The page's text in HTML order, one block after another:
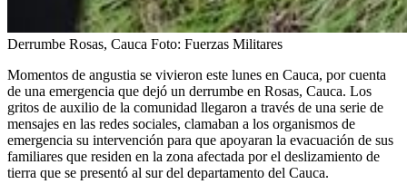
Derrumbe Rosas, Cauca Foto: Fuerzas Militares
Momentos de angustia se vivieron este lunes en Cauca, por cuenta
de una emergencia que dejó un derrumbe en Rosas, Cauca. Los
gritos de auxilio de la comunidad llegaron a través de una serie de
mensajes en las redes sociales, clamaban a los organismos de
emergencia su intervención para que apoyaran la evacuación de sus
familiares que residen en la zona afectada por el deslizamiento de
tierra que se presentó al sur del departamento del Cauca.